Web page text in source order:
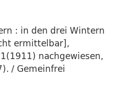
: in den drei Wintern
ermittelbar],
nachgewiesen,
/ Gemeinfrei